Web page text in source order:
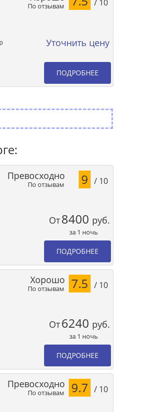
По отзывам / 10
Уточнить цену
ПОДРОБНЕЕ
По отзывам
Превосходно 9 / 10
От8400 руб.
за 1 ночь
ПОДРОБНЕЕ
По отзывам
Хорошо 7.5 / 10
От6240 руб.
за 1 ночь
ПОДРОБНЕЕ
По отзывам
Превосходно 9.7 / 10